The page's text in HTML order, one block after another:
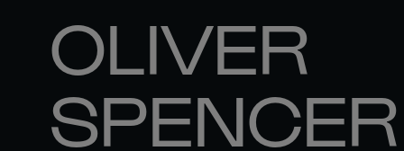
OLIVER
SPENCER